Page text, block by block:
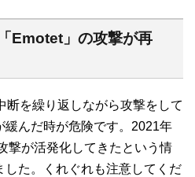
Emotet」の攻撃が再
断を繰り返しながら攻撃をして
緩んだ時が危険です。2021年
撃が活発化してきたという情
た。くれぐれも注意してくだ